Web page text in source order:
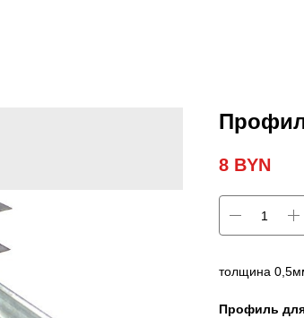
8 BYN
толщина
Профиль для